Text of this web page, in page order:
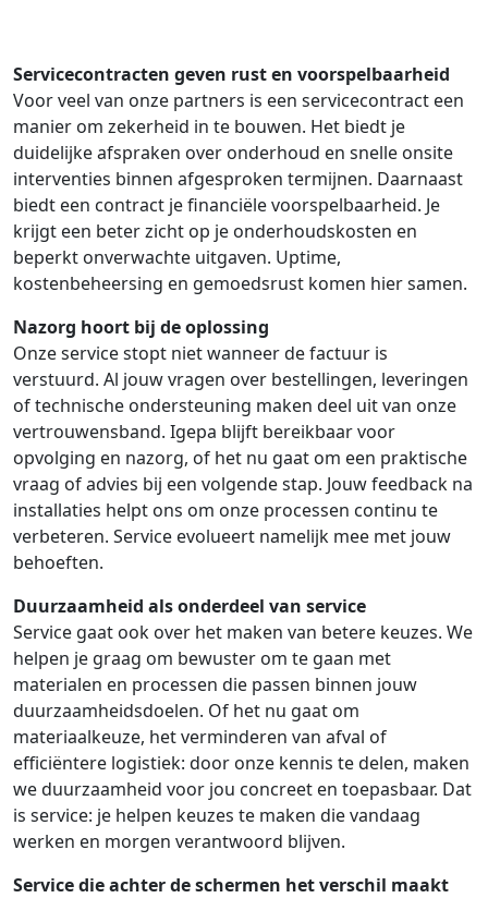
Servicecontracten geven rust en voorspelbaarheid
Voor veel van onze partners is een servicecontract een
manier om zekerheid in te bouwen. Het biedt je
duidelijke afspraken over onderhoud en snelle onsite
interventies binnen afgesproken termijnen. Daarnaast
biedt een contract je financiële voorspelbaarheid. Je
krijgt een beter zicht op je onderhoudskosten en
beperkt onverwachte uitgaven. Uptime,
kostenbeheersing en gemoedsrust komen hier samen.
Nazorg hoort bij de oplossing
Onze service stopt niet wanneer de factuur is
verstuurd. Al jouw vragen over bestellingen, leveringen
of technische ondersteuning maken deel uit van onze
vertrouwensband. Igepa blijft bereikbaar voor
opvolging en nazorg, of het nu gaat om een praktische
vraag of advies bij een volgende stap. Jouw feedback na
installaties helpt ons om onze processen continu te
verbeteren. Service evolueert namelijk mee met jouw
behoeften.
Duurzaamheid als onderdeel van service
Service gaat ook over het maken van betere keuzes. We
helpen je graag om bewuster om te gaan met
materialen en processen die passen binnen jouw
duurzaamheidsdoelen. Of het nu gaat om
materiaalkeuze, het verminderen van afval of
efficiëntere logistiek: door onze kennis te delen, maken
we duurzaamheid voor jou concreet en toepasbaar. Dat
is service: je helpen keuzes te maken die vandaag
werken en morgen verantwoord blijven.
Service die achter de schermen het verschil maakt